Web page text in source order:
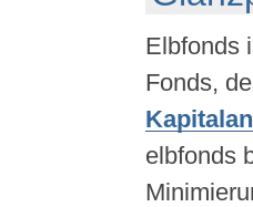
Elbfonds
Fonds,
elbfonds